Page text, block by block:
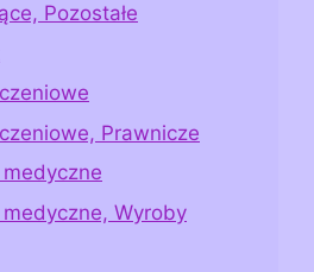
Pozostałe
Prawnicze
Wyroby